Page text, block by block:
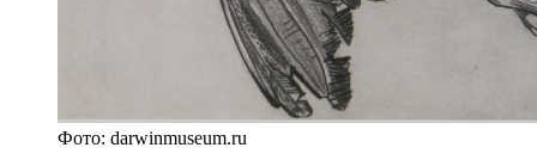
Фото: darwinmuseum.ru